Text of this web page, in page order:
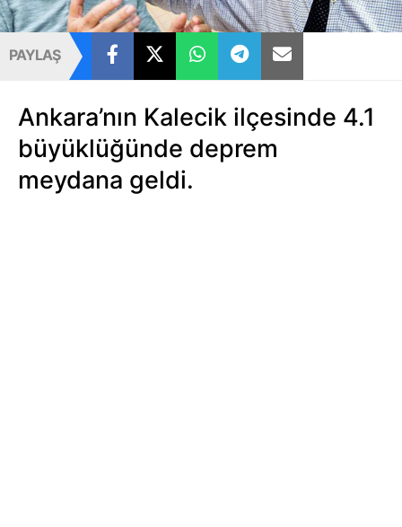
PAYLAŞ
Ankara’nın Kalecik ilçesinde 4.1
büyüklüğünde deprem
meydana geldi.